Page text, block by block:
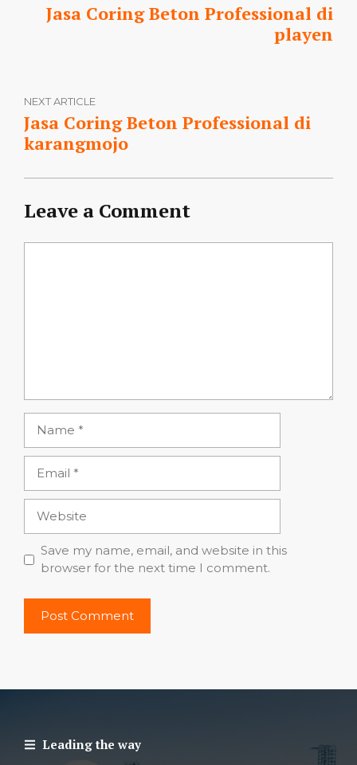
Jasa Coring Beton Professional di
playen
NEXT ARTICLE
Jasa Coring Beton Professional di
karangmojo
Leave a Comment
Save my name, email, and website in this
browser for the next time I comment.
Leading the way